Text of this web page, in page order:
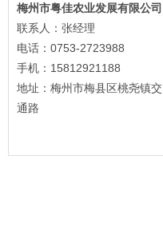
梅州市粤佳农业发展有限公司
联系人：张经理
电话：0753-2723988
手机：15812921188
地址：梅州市梅县区桃尧镇交
通路